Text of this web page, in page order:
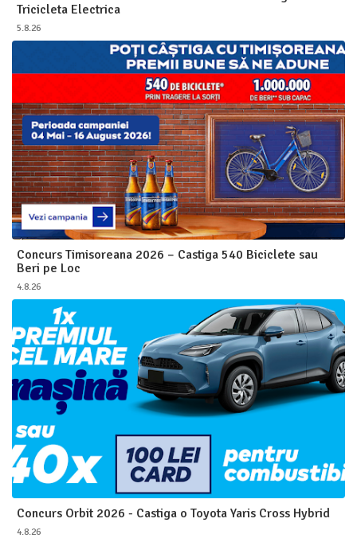
Tricicleta Electrica
5.8.26
Concurs Timisoreana 2026 – Castiga 540 Biciclete sau
Beri pe Loc
4.8.26
Concurs Orbit 2026 - Castiga o Toyota Yaris Cross Hybrid
4.8.26